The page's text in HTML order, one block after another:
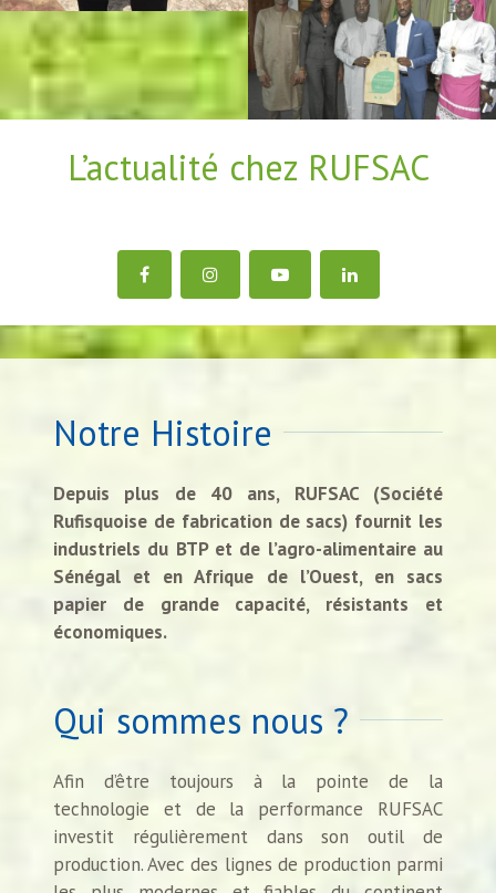
L’actualité chez RUFSAC
Notre Histoire
Depuis plus de 40 ans, RUFSAC (Société
Rufisquoise de fabrication de sacs) fournit les
industriels du BTP et de l’agro-alimentaire au
Sénégal et en Afrique de l’Ouest, en sacs
papier de grande capacité, résistants et
économiques.
Qui sommes nous ?
Afin d’être toujours à la pointe de la
technologie et de la performance RUFSAC
investit régulièrement dans son outil de
production. Avec des lignes de production parmi